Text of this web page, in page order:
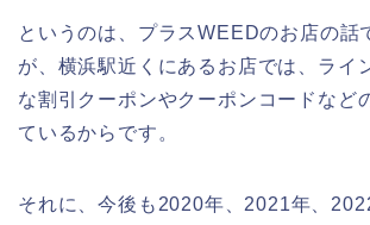
というのは、プラスWEEDのお店の話
が、横浜駅近くにあるお店では、ライ
な割引クーポンやクーポンコードなど
ているからです。
それに、今後も2020年、2021年、